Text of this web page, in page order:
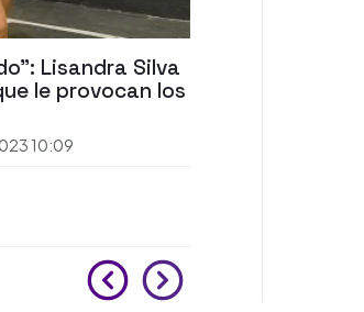
Lisandra Silva
le provocan los
10:09